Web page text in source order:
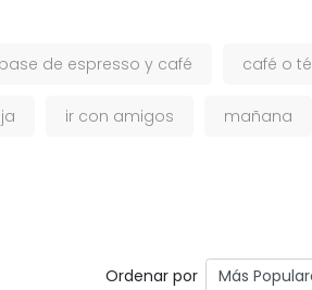
de espresso y café café o té
ir con amigos mañana
Ordenar por